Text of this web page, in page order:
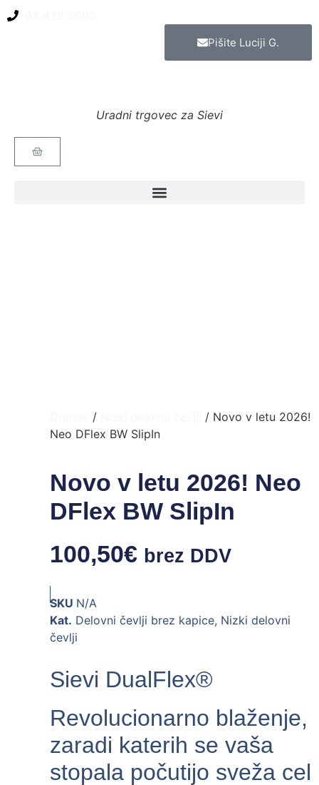
Pišite Luciji G.
Uradni trgovec za Sievi
/
/ Novo v letu 2026!
Neo DFlex BW SlipIn
Novo v letu 2026! Neo
DFlex BW SlipIn
100,50€ brez DDV
SKU N/A
Kat. Delovni čevlji brez kapice, Nizki delovni
čevlji
Sievi DualFlex®
Revolucionarno blaženje,
zaradi katerih se vaša
stopala počutijo sveža cel